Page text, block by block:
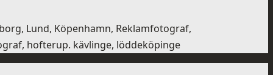
Lund, Köpenhamn, Reklamfotograf,
hofterup. kävlinge, löddeköpinge